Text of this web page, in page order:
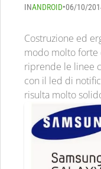
INANDROID•06/10/
Costruzione ed
modo molto forte
riprende le linee
con il led di
risulta molto